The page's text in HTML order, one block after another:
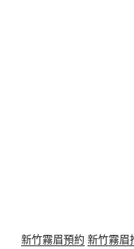
新竹霧眉預約 新竹霧眉